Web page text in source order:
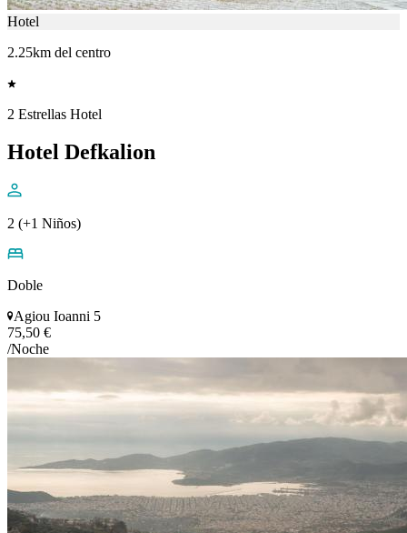
Hotel
2.25km del centro
2 Estrellas Hotel
Hotel Defkalion
2 (+1 Niños)
Doble
Agiou Ioanni 5
75,50 €
/Noche